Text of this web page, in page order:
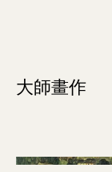
大師畫作